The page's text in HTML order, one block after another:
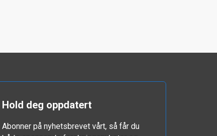
Hold deg oppdatert
Abonner på nyhetsbrevet vårt, så får du